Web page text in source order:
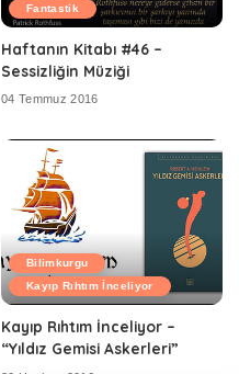
Fantastik
Haftanın Kitabı #46 –
Sessizliğin Müziği
04 Temmuz 2016
Bilimkurgu
Kayıp Rıhtım İnceliyor
Kayıp Rıhtım İnceliyor –
“Yıldız Gemisi Askerleri”